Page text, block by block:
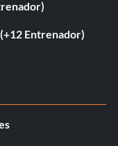
Entrenador)